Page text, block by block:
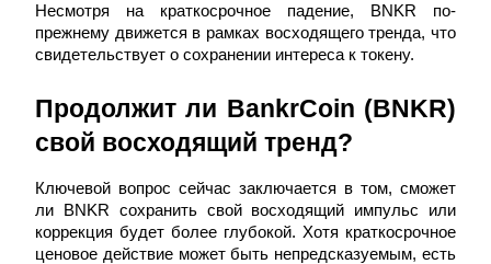
Информация
Анализ больших данных, включая торговую информацию
и т. д.
Несмотря на краткосрочное падение, BNKR по-
прежнему движется в рамках восходящего тренда, что
свидетельствует о сохранении интереса к токену.
Продолжит ли BankrCoin (BNKR)
свой восходящий тренд?
Ключевой вопрос сейчас заключается в том, сможет
ли BNKR сохранить свой восходящий импульс или
коррекция будет более глубокой. Хотя краткосрочное
ценовое действие может быть непредсказуемым, есть